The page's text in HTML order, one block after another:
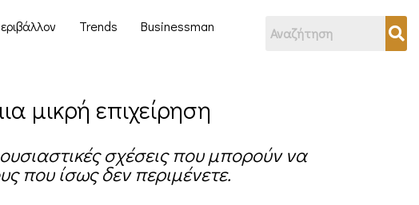
Trends Businessman
μικρή επιχείρηση
σχέσεις που μπορούν να
που ίσως δεν περιμένετε.